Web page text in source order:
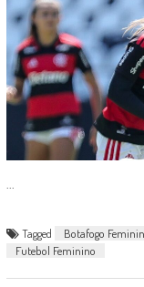
Tagged Botafogo
Futebol Feminino